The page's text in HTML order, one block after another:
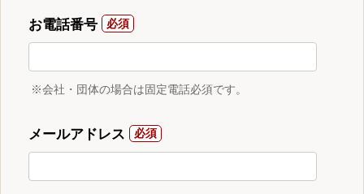
お電話番号
※会社・団体の場合は固定電話必須です。
メールアドレス